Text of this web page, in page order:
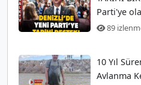
Parti'ye
anlar!
89
10 Yıl
Avlanma